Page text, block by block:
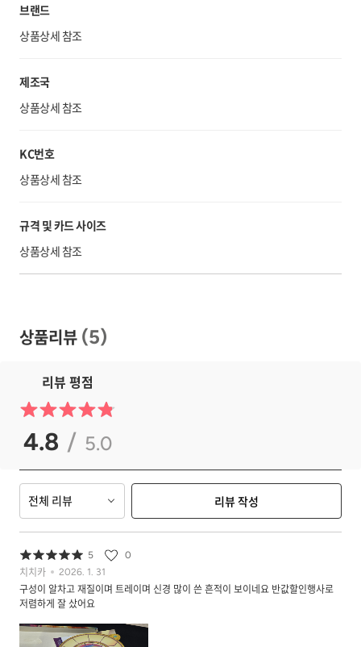
브랜드
상품상세 참조
제조국
상품상세 참조
KC번호
상품상세 참조
규격 및 카드 사이즈
상품상세 참조
상품리뷰 (5)
리뷰 평점
4.8 / 5.0
전체 리뷰 리뷰 작성
5 0
치치카 2026. 1. 31
구성이 알차고 재질이며 트레이며 신경 많이 쓴 흔적이 보이네요 반값할인행사로
저렴하게 잘 샀어요